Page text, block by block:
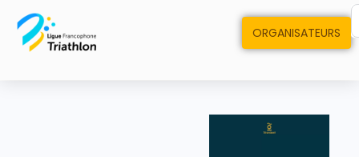
ORGANISATEURS